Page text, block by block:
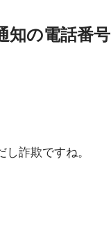
知の電話番号
詐欺ですね。